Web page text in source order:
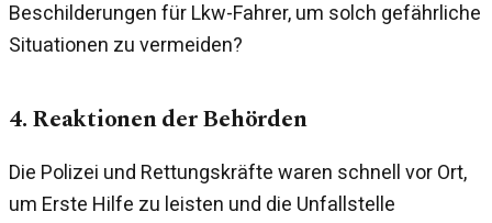
Beschilderungen für Lkw-Fahrer, um solch gefährliche
Situationen zu vermeiden?
4. Reaktionen der Behörden
Die Polizei und Rettungskräfte waren schnell vor Ort,
um Erste Hilfe zu leisten und die Unfallstelle